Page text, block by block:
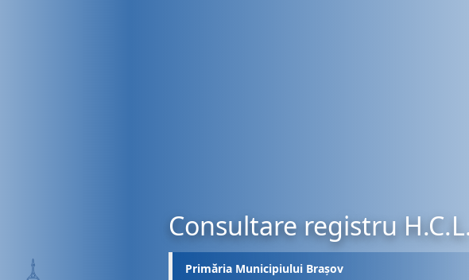
Consultare registru
Primăria Municipiului Brașov